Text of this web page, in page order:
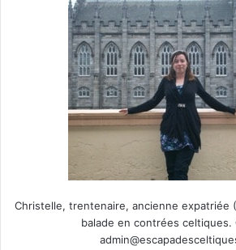
Christelle, trentenaire, ancienne expatriée
balade en contrées celtiques.